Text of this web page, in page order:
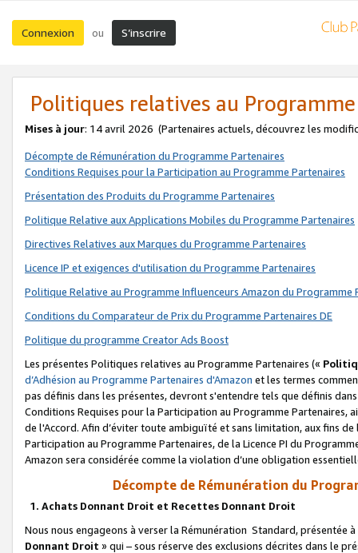
Connexion ou S’inscrire
Politiques relatives au
Mises à jour: 14 avril 2026 (Partenaires actuels, découvrez les
Décompte de Rémunération du Programme Partenaires
Conditions Requises pour la Participation au Programme Partenaires
Présentation des Produits du Programme Partenaires
Politique Relative aux Applications Mobiles du Programme Partenaires
Directives Relatives aux Marques du Programme Partenaires
Licence IP et exigences d'utilisation du Programme Partenaires
Politique Relative au Programme Influenceurs Amazon du Programme
Conditions du Comparateur de Prix du Programme Partenaires DE
Politique du programme Creator Ads Boost
Les présentes Politiques relatives au Programme Partenaires («
d’Adhésion au Programme Partenaires d'Amazon et les termes
pas définis dans les présentes, devront s'entendre tels que définis
Conditions Requises pour la Participation au Programme Partenaires,
de l'Accord. Afin d’éviter toute ambiguïté et sans limitation, aux fins
Participation au Programme Partenaires, de la Licence PI du
Amazon sera considérée comme la violation d’une obligation
Décompte de Rémunération du
1. Achats Donnant Droit et Recettes Donnant Droit
Nous nous engageons à verser la Rémunération Standard, présentée
Donnant Droit » qui – sous réserve des exclusions décrites dans le